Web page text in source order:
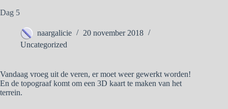
Dag 5
naargalicie
20 november 2018
Uncategorized
Vandaag vroeg uit de veren, er moet weer gewerkt worden!
En de topograaf komt om een 3D kaart te maken van het
terrein.